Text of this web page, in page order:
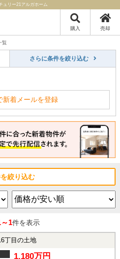
ュリー21アルガホーム
購入 売却
覧
さらに条件を絞り込む
新着メールを登録
絞り込む
～1件を表示
丁目の土地
1,180万円